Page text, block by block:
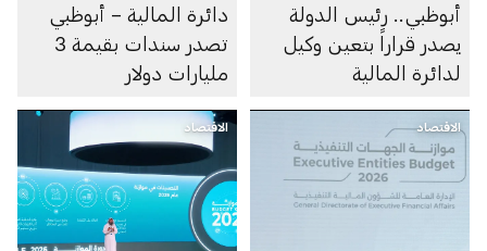
أبوظبي.. رئيس الدولة
يصدر قراراً بتعين وكيل
لدائرة المالية
دائرة المالية – أبوظبي
تصدر سندات بقيمة 3
مليارات دولار
الاقتصاد الاقتصاد